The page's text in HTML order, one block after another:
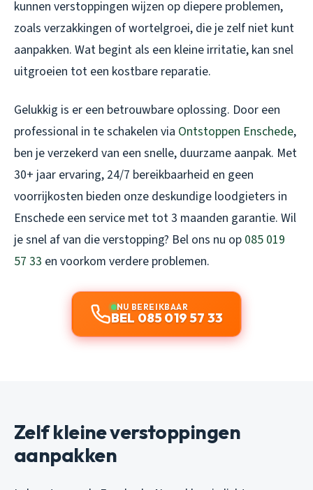
kunnen verstoppingen wijzen op diepere problemen,
zoals verzakkingen of wortelgroei, die je zelf niet kunt
aanpakken. Wat begint als een kleine irritatie, kan snel
uitgroeien tot een kostbare reparatie.
Gelukkig is er een betrouwbare oplossing. Door een
professional in te schakelen via Ontstoppen Enschede,
ben je verzekerd van een snelle, duurzame aanpak. Met
30+ jaar ervaring, 24/7 bereikbaarheid en geen
voorrijkosten bieden onze deskundige loodgieters in
Enschede een service met tot 3 maanden garantie. Wil
je snel af van die verstopping? Bel ons nu op 085 019
57 33 en voorkom verdere problemen.
NU BEREIKBAAR
BEL 085 019 57 33
Zelf kleine verstoppingen
aanpakken